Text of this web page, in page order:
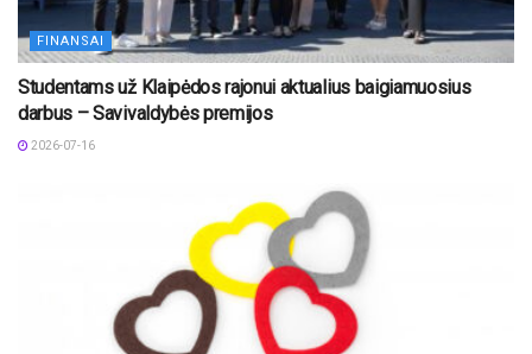
FINANSAI
Studentams už Klaipėdos rajonui aktualius baigiamuosius
darbus – Savivaldybės premijos
2026-07-16